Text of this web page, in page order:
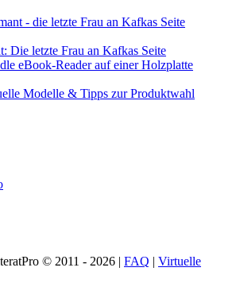
Die letzte Frau an Kafkas Seite
Modelle & Tipps zur Produktwahl
© 2011 - 2026 | FAQ | Virtuelle